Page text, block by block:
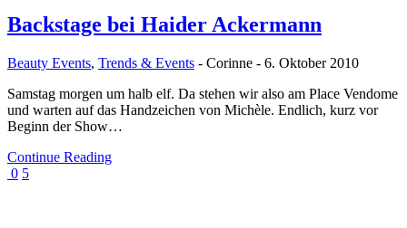
Backstage bei Haider Ackermann
Beauty Events, Trends & Events - Corinne - 6. Oktober 2010
Samstag morgen um halb elf. Da stehen wir also am Place Vendome
und warten auf das Handzeichen von Michèle. Endlich, kurz vor
Beginn der Show…
Continue Reading
0 5